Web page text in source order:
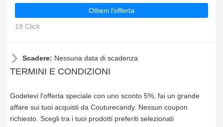
Ottieni l'offerta
19 Click
Scadere: Nessuna data di scadenza
TERMINI E CONDIZIONI
Godetevi l'offerta speciale con uno sconto 5%, fai un grande
affare sui tuoi acquisti da Couturecandy. Nessun coupon
richiesto. Scegli tra i tuoi prodotti preferiti selezionati